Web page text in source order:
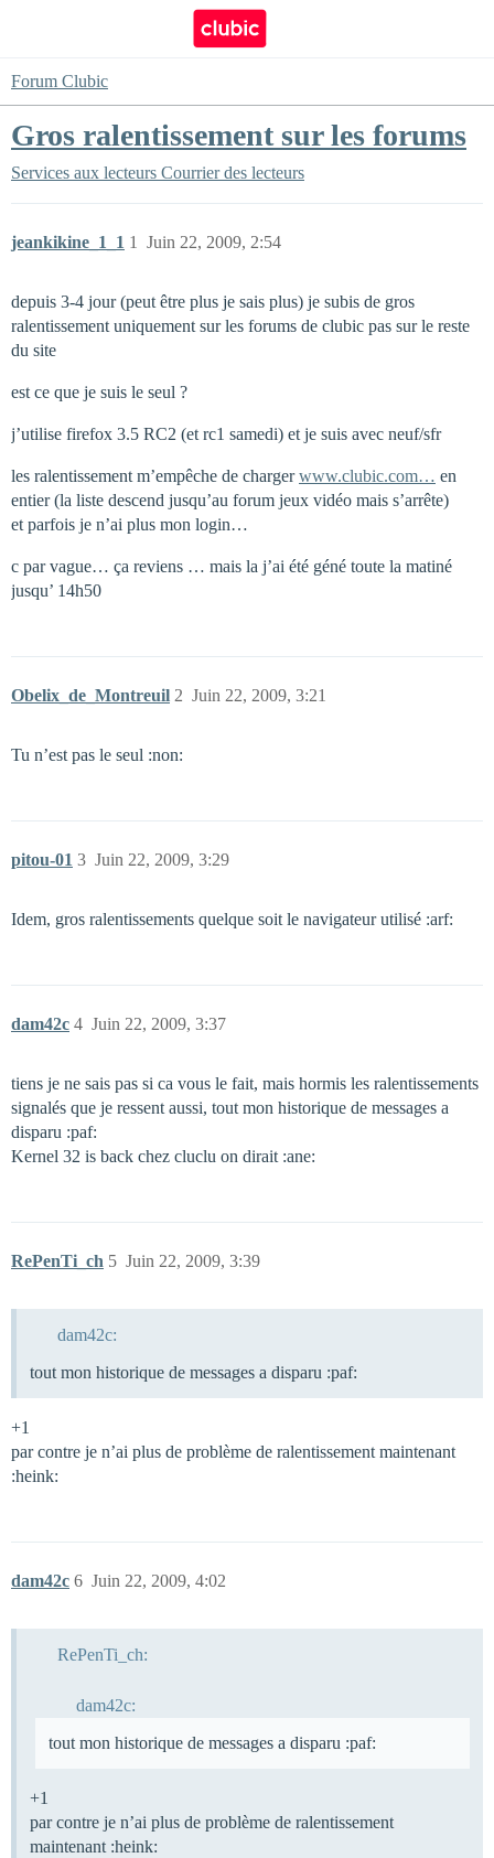
Forum Clubic
Gros ralentissement sur les forums
Services aux lecteurs Courrier des lecteurs
jeankikine_1_1 Juin 22, 2009, 2:54
1
depuis 3-4 jour (peut être plus je sais plus) je subis de gros
ralentissement uniquement sur les forums de clubic pas sur le reste
du site
est ce que je suis le seul ?
j’utilise firefox 3.5 RC2 (et rc1 samedi) et je suis avec neuf/sfr
les ralentissement m’empêche de chargerwww.clubic.com… en
entier (la liste descend jusqu’au forum jeux vidéo mais s’arrête)
et parfois je n’ai plus mon login…
c par vague… ça reviens … mais la j’ai été géné toute la matiné
jusqu’ 14h50
Obelix_de_Montreuil Juin 22, 2009, 3:21
2
Tu n’est pas le seul :non:
pitou-01 Juin 22, 2009, 3:29
3
Idem, gros ralentissements quelque soit le navigateur utilisé :arf:
dam42c Juin 22, 2009, 3:37
4
tiens je ne sais pas si ca vous le fait, mais hormis les ralentissements
signalés que je ressent aussi, tout mon historique de messages a
disparu :paf:
Kernel 32 is back chez cluclu on dirait :ane:
RePenTi_ch Juin 22, 2009, 3:39
5
dam42c:
tout mon historique de messages a disparu :paf:
+1
par contre je n’ai plus de problème de ralentissement maintenant
:heink:
dam42c Juin 22, 2009, 4:02
6
RePenTi_ch:
dam42c:
tout mon historique de messages a disparu :paf:
+1
par contre je n’ai plus de problème de ralentissement
maintenant :heink: